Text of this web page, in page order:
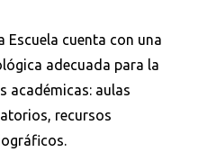
Escuela cuenta con una
adecuada para la
académicas: aulas
recursos